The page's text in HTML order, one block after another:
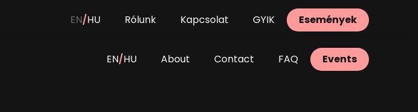
EN/HU Rólunk Kapcsolat GYIK Események
EN/HU About Contact FAQ Events